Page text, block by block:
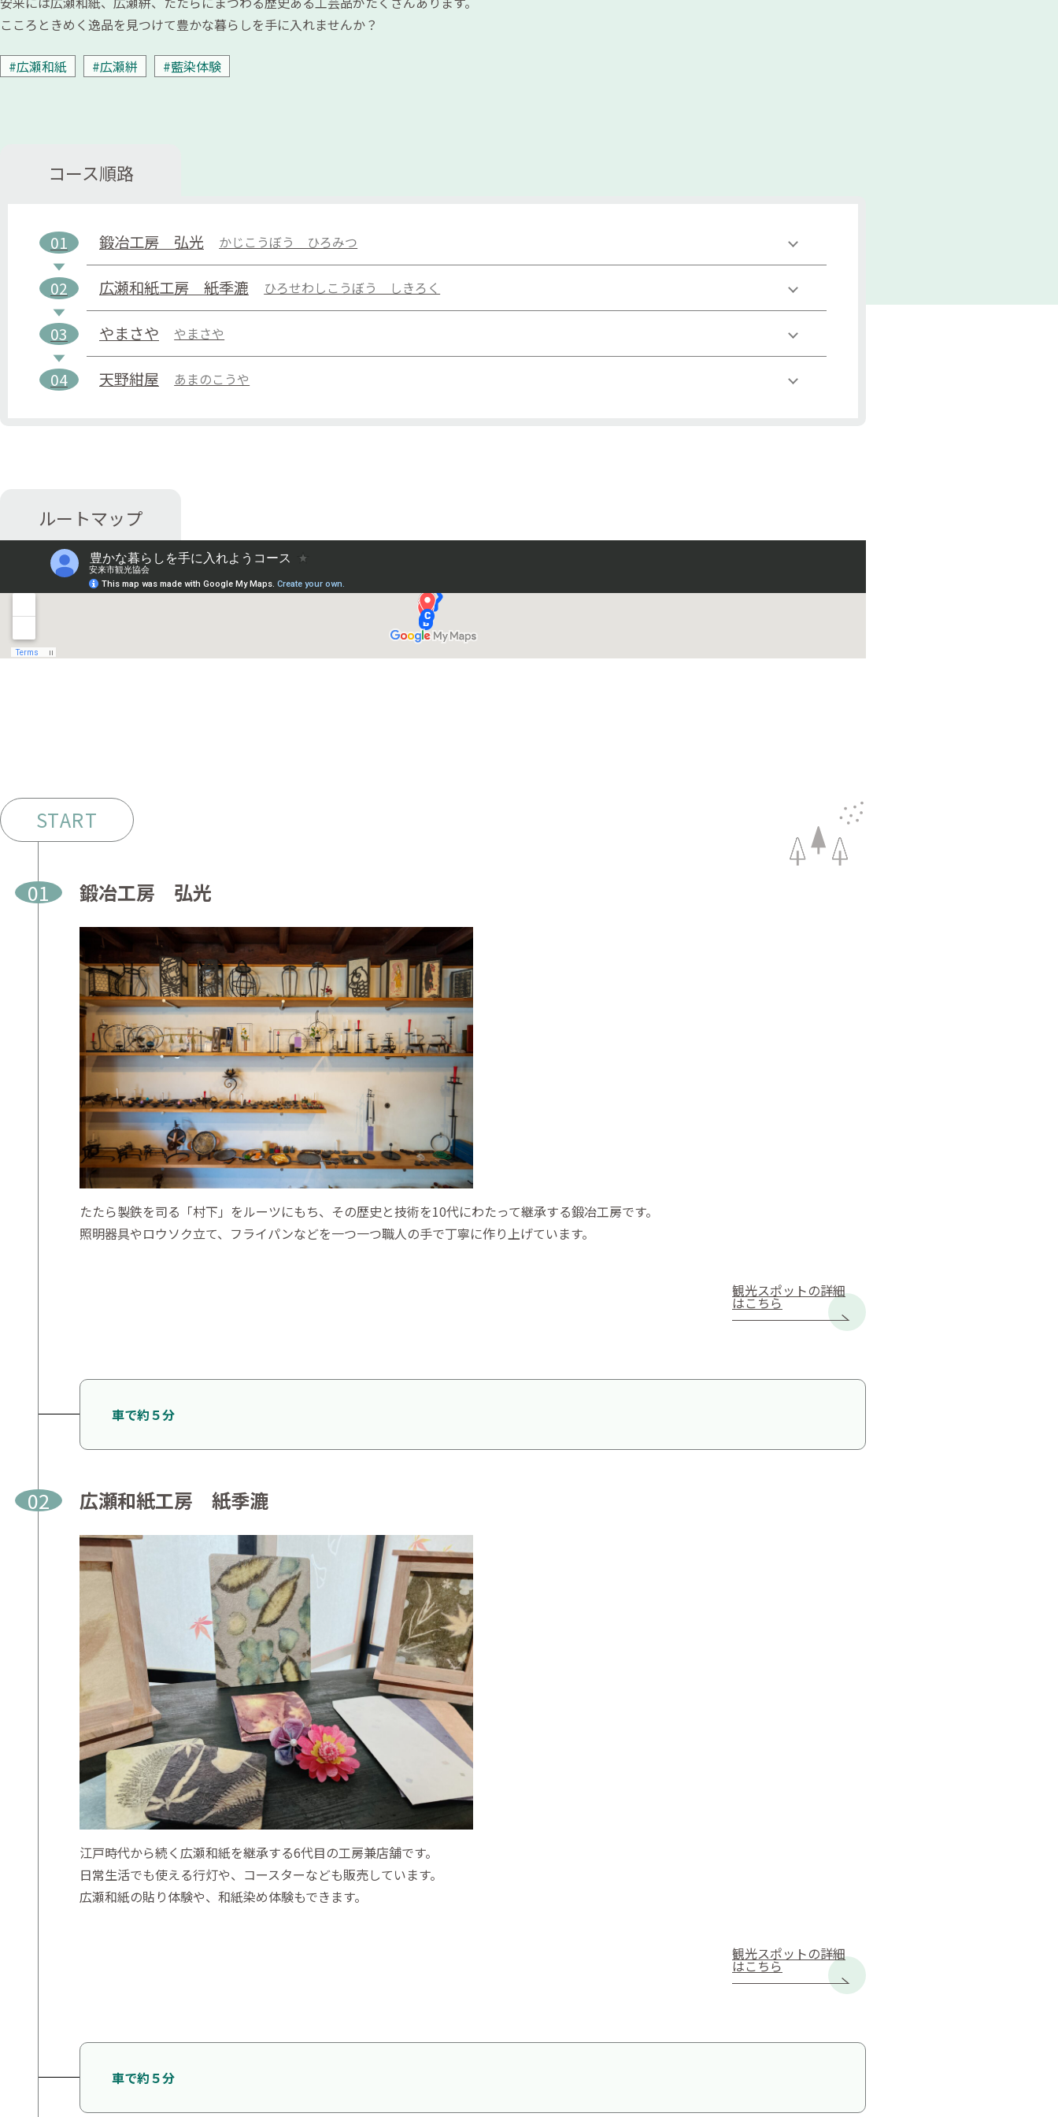
こころときめく逸品を見つけて豊かな暮らしを手に入れませんか？
#広瀬和紙 #広瀬絣 #藍染体験
コース順路
01 鍛冶工房 弘光 かじこうぼう ひろみつ
02 広瀬和紙工房 紙季漉 ひろせわしこうぼう しきろく
03 やまさや やまさや
04 天野紺屋 あまのこうや
ルートマップ
START
01 鍛冶工房 弘光
たたら製鉄を司る「村下」をルーツにもち、その歴史と技術を10代にわたって継承する鍛冶工房です。
照明器具やロウソク立て、フライパンなどを一つ一つ職人の手で丁寧に作り上げています。
観光スポットの詳細
はこちら
車で約５分
02 広瀬和紙工房 紙季漉
江戸時代から続く広瀬和紙を継承する6代目の工房兼店舗です。
日常生活でも使える行灯や、コースターなども販売しています。
広瀬和紙の貼り体験や、和紙染め体験もできます。
観光スポットの詳細
はこちら
車で約５分